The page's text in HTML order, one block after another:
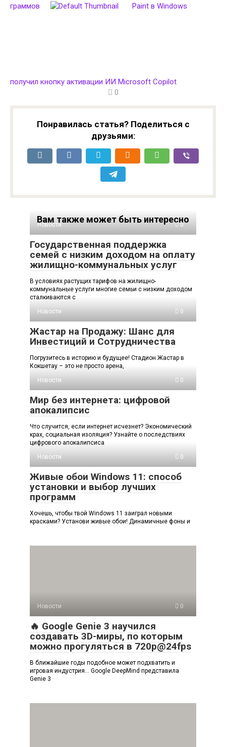
граммов
Paint в Windows
получил кнопку активации ИИ Microsoft Copilot
0
Понравилась статья? Поделиться с
друзьями:
Вам также может быть интересно
Новости 0
Государственная поддержка
семей с низким доходом на оплату
жилищно-коммунальных услуг
В условиях растущих тарифов на жилищно-
коммунальные услуги многие семьи с низким доходом
сталкиваются с
Новости
0
Жастар на Продажу: Шанс для
Инвестиций и Сотрудничества
Погрузитесь в историю и будущее! Стадион Жастар в
Кокшетау – это не просто арена,
Новости
0
Мир без интернета: цифровой
апокалипсис
Что случится, если интернет исчезнет? Экономический
крах, социальная изоляция? Узнайте о последствиях
цифрового апокалипсиса
Новости
0
Живые обои Windows 11: способ
установки и выбор лучших
программ
Хочешь, чтобы твой Windows 11 заиграл новыми
красками? Установи живые обои! Динамичные фоны и
Новости 0
🔥 Google Genie 3 научился
создавать 3D-миры, по которым
можно прогуляться в 720p@24fps
В ближайшие годы подобное может подхватить и
игровая индустрия… Google DeepMind представила
Genie 3